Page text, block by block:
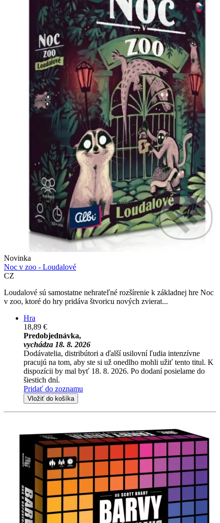
Novinka
Noc v zoo - Loudalové
CZ
Loudalové sú samostatne nehrateľné rozšírenie k základnej hre Noc
v zoo, ktoré do hry pridáva štvoricu nových zvierat...
Hra
18,89 €
Predobjednávka,
vychádza 18. 8. 2026
Dodávatelia, distribútori a ďalší usilovní ľudia intenzívne
pracujú na tom, aby ste si už onedlho mohli užiť tento titul. K
dispozícii by mal byť 18. 8. 2026. Po dodaní posielame do
šiestich dní.
Pridať do zoznamu
Vložiť do košíka